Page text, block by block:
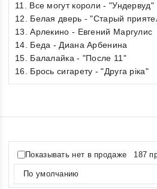
11. Все могут короли - "Ундервуд"
12. Белая дверь - "Старый
13. Арлекино - Евгений Маргулис
14. Беда - Диана Арбенина
15. Балалайка - "После 11"
16. Брось сигарету - "Друга рiка"
Показывать нет в продаже 187